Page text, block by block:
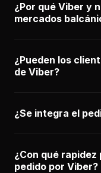
¿Por qué Viber y
mercados
¿Pueden los
de Viber?
¿Se integra el
¿Con qué
pedido por Viber?